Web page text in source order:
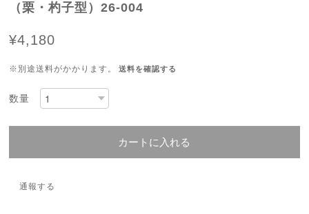
（栗・杓子型）26-004
¥4,180
※別途送料がかかります。 送料を確認する
数量
カートに入れる
通報する